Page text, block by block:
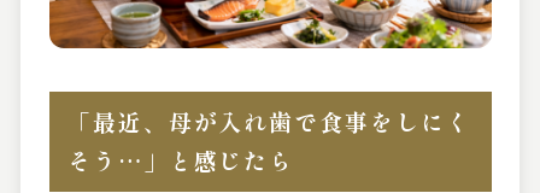
「最近、母が入れ歯で食事をしにく
そう…」と感じたら